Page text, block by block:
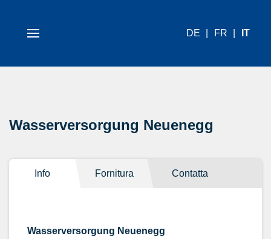
DE FR IT
Wasserversorgung Neuenegg
Info Fornitura Contatta
Wasserversorgung Neuenegg